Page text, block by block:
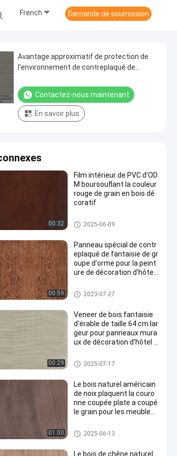
French Demande de soumission
Avantage approximatif de protection de
l'environnement de contreplaqué de
Contactez-nous maintenant
En savoir plus
00:32
Film intérieur de PVC d'OD
M boursouflant la couleur
rouge de grain en bois dé
coratif
Film décoratif de PVC
2025-06-09
00:59
Panneau spécial de contr
eplaqué de fantaisie de gr
oupe d'orme pour la peint
ure de décoration d'hôtel l
Panneau de fantaisie de contr
eplaqué
2023-07-27
00:29
Veneer de bois fantaisie
d'érable de taille 64 cm lar
geur pour panneaux mura
ux de décoration d'hôtel C
haute qualité X6233 ((4)/
X6223/X6523 ((4)/X803
Placage machiné en bois
2025-07-17
01:00
Le bois naturel américain
de noix plaquent la couro
nne coupée plate a coupé
le grain pour les meubles
nt le fabricant de FSC Chi
ne
Placage de bois naturel
2025-06-13
Le bois de chêne naturel